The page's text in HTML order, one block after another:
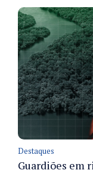
Destaques
Guardiões em